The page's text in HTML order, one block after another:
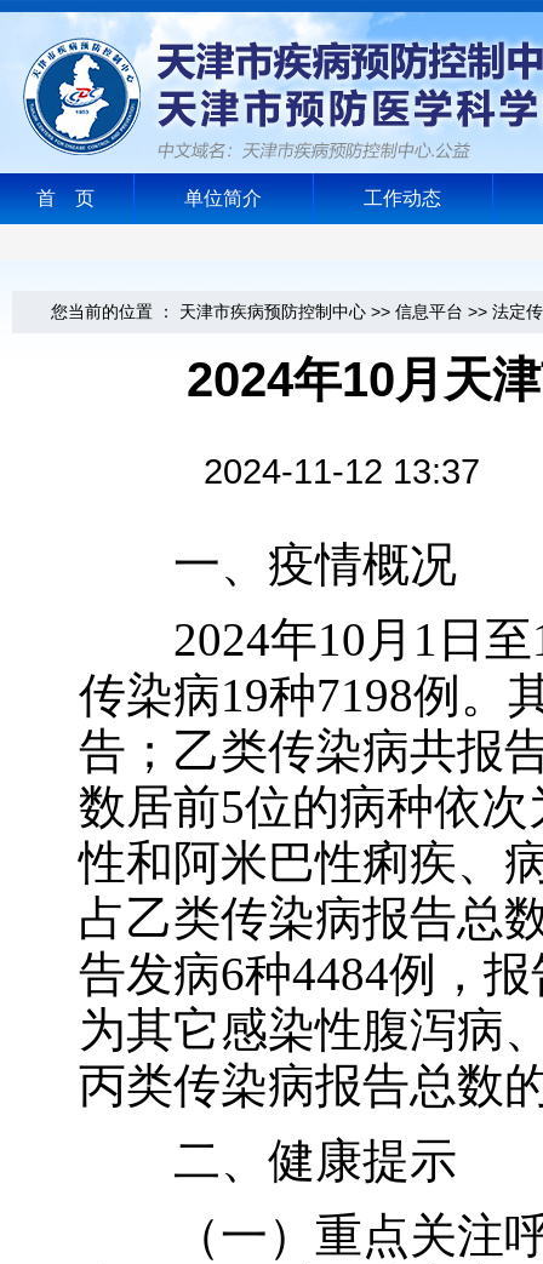
首 页 单位简介 工作动态
您当前的位置 ： 天津市疾病预防控制中心 >> 信息平台 >> 法定
2024年10月天
2024-11-12 13:37
一、疫情概况
2024年10月1日至
传染病19种7198例。
告；乙类传染病共报
数居前5位的病种依
性和阿米巴性痢疾、
占乙类传染病报告总
告发病6种4484例，
为其它感染性腹泻病
丙类传染病报告总数
二、健康提示
（一）重点关注呼